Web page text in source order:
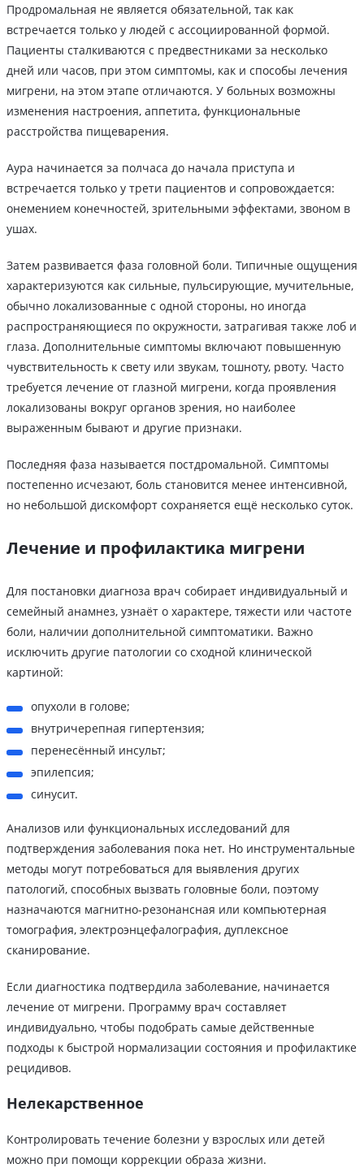
Продромальная не является обязательной, так как
встречается только у людей с ассоциированной формой.
Пациенты сталкиваются с предвестниками за несколько
дней или часов, при этом симптомы, как и способы лечения
мигрени, на этом этапе отличаются. У больных возможны
изменения настроения, аппетита, функциональные
расстройства пищеварения.
Аура начинается за полчаса до начала приступа и
встречается только у трети пациентов и сопровождается:
онемением конечностей, зрительными эффектами, звоном в
ушах.
Затем развивается фаза головной боли. Типичные ощущения
характеризуются как сильные, пульсирующие, мучительные,
обычно локализованные с одной стороны, но иногда
распространяющиеся по окружности, затрагивая также лоб и
глаза. Дополнительные симптомы включают повышенную
чувствительность к свету или звукам, тошноту, рвоту. Часто
требуется лечение от глазной мигрени, когда проявления
локализованы вокруг органов зрения, но наиболее
выраженным бывают и другие признаки.
Последняя фаза называется постдромальной. Симптомы
постепенно исчезают, боль становится менее интенсивной,
но небольшой дискомфорт сохраняется ещё несколько суток.
Лечение и профилактика мигрени
Для постановки диагноза врач собирает индивидуальный и
семейный анамнез, узнаёт о характере, тяжести или частоте
боли, наличии дополнительной симптоматики. Важно
исключить другие патологии со сходной клинической
картиной:
опухоли в голове;
внутричерепная гипертензия;
перенесённый инсульт;
эпилепсия;
синусит.
Анализов или функциональных исследований для
подтверждения заболевания пока нет. Но инструментальные
методы могут потребоваться для выявления других
патологий, способных вызвать головные боли, поэтому
назначаются магнитно-резонансная или компьютерная
томография, электроэнцефалография, дуплексное
сканирование.
Если диагностика подтвердила заболевание, начинается
лечение от мигрени. Программу врач составляет
индивидуально, чтобы подобрать самые действенные
подходы к быстрой нормализации состояния и профилактике
рецидивов.
Нелекарственное
Контролировать течение болезни у взрослых или детей
можно при помощи коррекции образа жизни.